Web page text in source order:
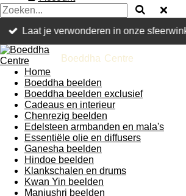
Laat je verwonderen in onze
Boeddha Centre
Home
Boeddha beelden
Boeddha beelden exclusief
Cadeaus en interieur
Chenrezig beelden
Edelsteen armbanden en mala's
Essentiële olie en diffusers
Ganesha beelden
Hindoe beelden
Klankschalen en drums
Kwan Yin beelden
Manjushri beelden